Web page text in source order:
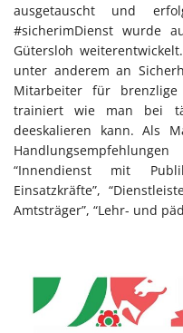
ausgetauscht und
#sicherimDienst wurde
Gütersloh
unter anderem an
Mitarbeiter für
trainiert wie man bei
deeskalieren kann. Als
“Innendienst mit
Einsatzkräfte”,
Amtsträger”, “Lehr- und